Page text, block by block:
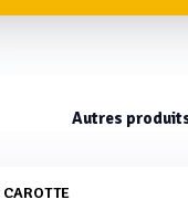
Autres
CAROTTE